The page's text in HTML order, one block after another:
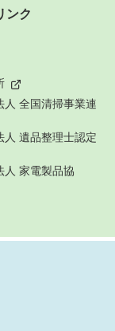
ンク
人 全国清掃事業連
人 遺品整理士認定
人 家電製品協